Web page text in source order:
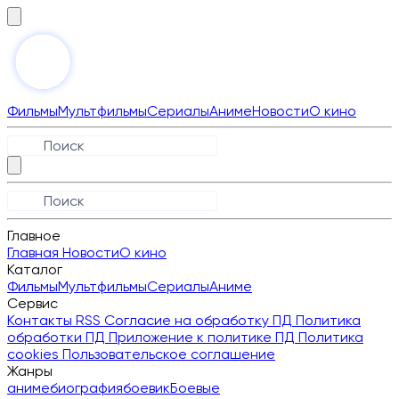
ФильмыМультфильмыСериалыАнимеНовостиО кино
Главное
Главная НовостиО кино
Каталог
ФильмыМультфильмыСериалыАниме
Сервис
Контакты RSS Согласие на обработку ПД Политика
обработки ПД Приложение к политике ПД Политика
cookies Пользовательское соглашение
Жанры
анимебиографиябоевикБоевые